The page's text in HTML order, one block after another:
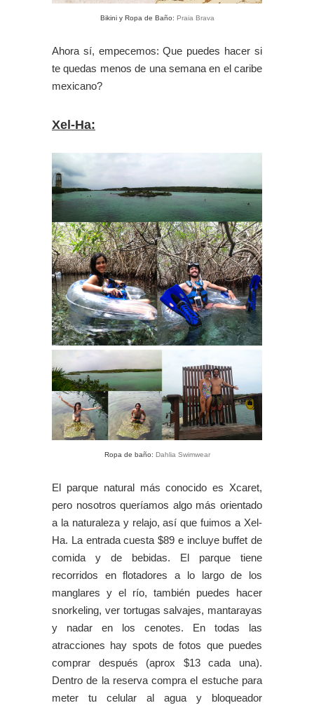
Bikini y Ropa de Baño: Praia Brava
Ahora sí, empecemos: Que puedes hacer si
te quedas menos de una semana en el caribe
mexicano?
Xel-Ha:
Ropa de baño: Dahlia Swimwear
El parque natural más conocido es Xcaret,
pero nosotros queríamos algo más orientado
a la naturaleza y relajo, así que fuimos a Xel-
Ha. La entrada cuesta $89 e incluye buffet de
comida y de bebidas. El parque tiene
recorridos en flotadores a lo largo de los
manglares y el río, también puedes hacer
snorkeling, ver tortugas salvajes, mantarayas
y nadar en los cenotes. En todas las
atracciones hay spots de fotos que puedes
comprar después (aprox $13 cada una).
Dentro de la reserva compra el estuche para
meter tu celular al agua y bloqueador